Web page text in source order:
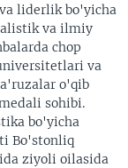
liderlik bo'yicha
va ilmiy
chop
va
o'qib
sohibi.
bo'yicha
Bo'stonliq
ziyoli oilasida